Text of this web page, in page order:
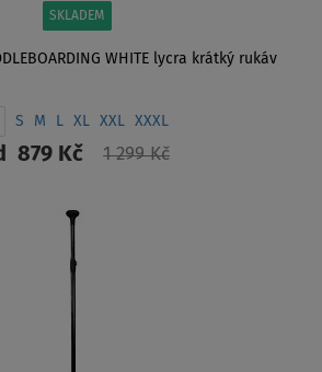
SKLADEM
WHITE lycra krátký rukáv
S M XL XXL XXXL
879 Kč 1 299 Kč
ZOBRAZIT